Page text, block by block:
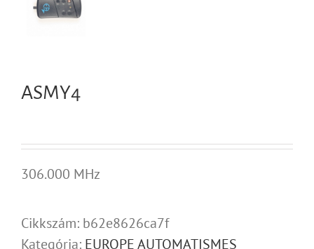
ASMY4
306.000 MHz
Cikkszám: b62e8626ca7f
Kategória: EUROPE AUTOMATISMES